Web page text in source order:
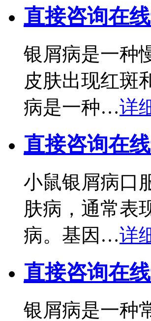
直接咨询在
银屑病是一种
皮肤出现红斑
病是一种…详
直接咨询在
小鼠银屑病口
肤病，通常表
病。基因…详
直接咨询在
银屑病是一种